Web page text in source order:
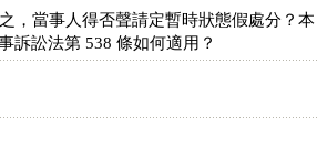
，當事人得否聲請定暫時狀態假處分？本
訴訟法第 538 條如何適用？